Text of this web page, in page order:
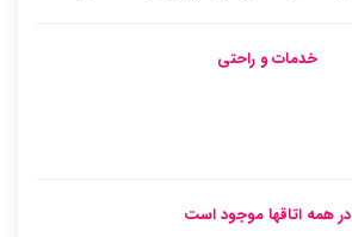
خدمات و راحتی
در همه اتاقها موجود است